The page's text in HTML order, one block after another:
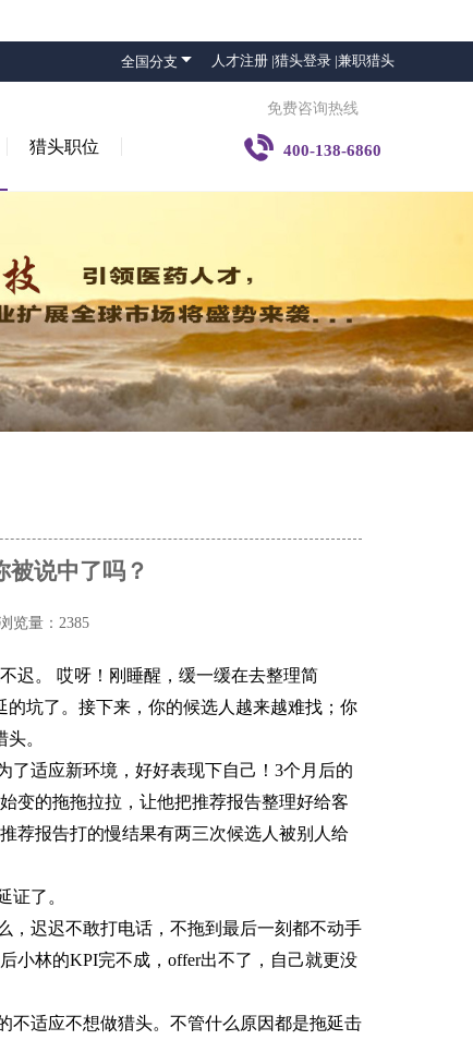
全国分支  人才注册 |猎头登录 |兼职猎头
猎头职位
免费咨询热线
 400-138-6860
说中了吗？
览量：2385
迟。
哎呀！刚睡醒，缓一缓在去整理简
坑了。接下来，你的候选人越来越难找；你
。
适应新环境，好好表现下自己！ 3个月后的
变的拖拖拉拉，让他把推荐报告整理好给客
荐报告打的慢结果有两三次候选人被别人给
证了。
，迟迟不敢打电话，不拖到最后一刻都不动手
小林的KPI完不成， offer出不了，自己就更没
不适应不想做猎头。不管什么原因都是拖延击